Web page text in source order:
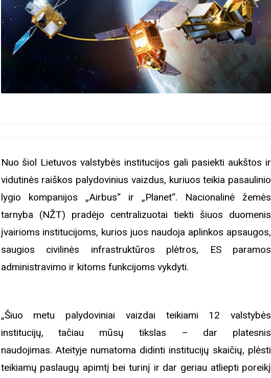
Nuo šiol Lietuvos valstybės institucijos gali pasiekti aukštos ir
vidutinės raiškos palydovinius vaizdus, kuriuos teikia pasaulinio
lygio kompanijos „Airbus“ ir „Planet“. Nacionalinė žemės
tarnyba (NŽT) pradėjo centralizuotai tiekti šiuos duomenis
įvairioms institucijoms, kurios juos naudoja aplinkos apsaugos,
saugios civilinės infrastruktūros plėtros, ES paramos
administravimo ir kitoms funkcijoms vykdyti.
„Šiuo metu palydoviniai vaizdai teikiami 12 valstybės
institucijų, tačiau mūsų tikslas – dar platesnis
naudojimas. Ateityje numatoma didinti institucijų skaičių, plėsti
teikiamų paslaugų apimtį bei turinį ir dar geriau atliepti poreikį